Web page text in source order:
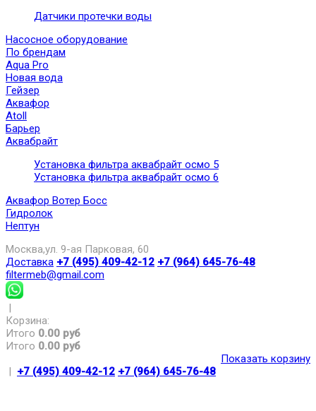
Датчики протечки воды
Насосное оборудование
По брендам
Aqua Pro
Новая вода
Гейзер
Аквафор
Atoll
Барьер
Аквабрайт
Установка фильтра аквабрайт осмо 5
Установка фильтра аквабрайт осмо 6
Аквафор Вотер Босс
Гидролок
Нептун
Москва,ул. 9-ая Парковая, 60
Доставка +7 (495) 409-42-12 +7 (964) 645-76-48
filtermeb@gmail.com
|
Корзина:
Итого 0.00 руб
Итого 0.00 руб
Показать корзину
| +7 (495) 409-42-12 +7 (964) 645-76-48